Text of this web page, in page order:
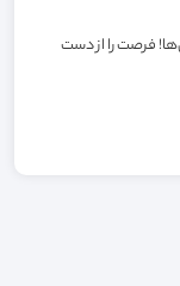
فرصت را از دست